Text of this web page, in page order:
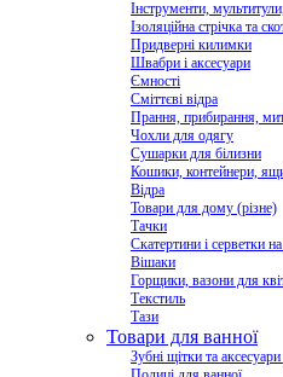
Інструменти,
Ізоляційна стрічка та
Придверні килимки
Швабри і аксесуари
Ємності
Сміттєві відра
Прання, прибирання,
Чохли для одягу
Сушарки для білизни
Кошики, контейнери,
Відра
Товари для дому (різне)
Тачки
Скатертини і серветки на
Вішаки
Горщики, вазони для
Текстиль
Тази
Товари для ванної
Зубні щітки та